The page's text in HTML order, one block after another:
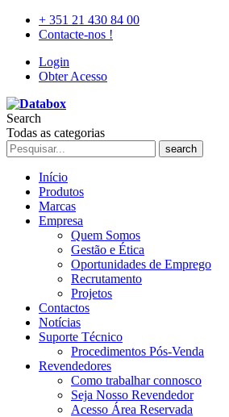
+ 351 21 430 84 00
Contacte-nos !
Login
Obter Acesso
Search
Todas as categorias
search
Início
Produtos
Marcas
Empresa
Quem Somos
Gestão e Ética
Oportunidades de Emprego
Recrutamento
Projetos
Contactos
Notícias
Suporte Técnico
Procedimentos Pós-Venda
Revendedores
Como trabalhar connosco
Seja Nosso Revendedor
Acesso Área Reservada